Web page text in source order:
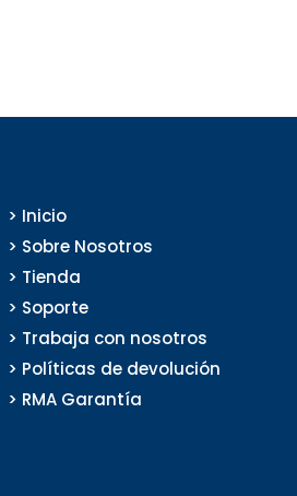
> Inicio
> Sobre Nosotros
> Tienda
> Soporte
> Trabaja con nosotros
> Políticas de devolución
> RMA Garantía